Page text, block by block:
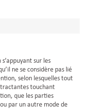
sur les
ne se considère pas lié
selon lesquelles tout
touchant
que les parties
par un autre mode de